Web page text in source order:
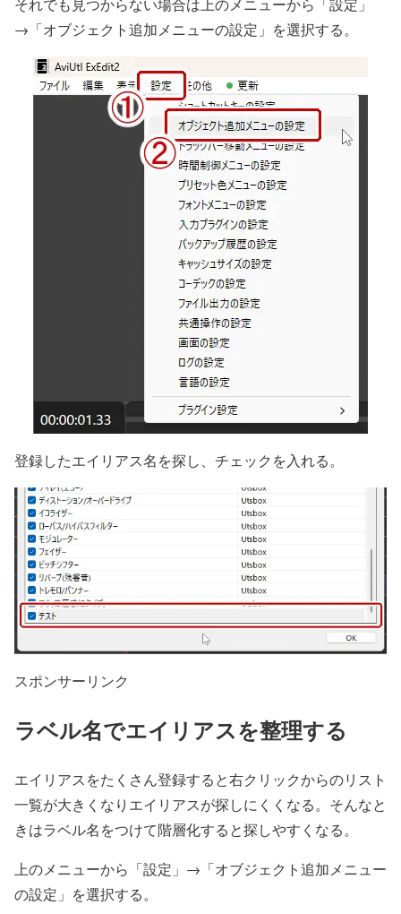
それでも見つからない場合は上のメニューから「設定」
→「オブジェクト追加メニューの設定」を選択する。
登録したエイリアス名を探し、チェックを入れる。
スポンサーリンク
ラベル名でエイリアスを整理する
エイリアスをたくさん登録すると右クリックからのリスト
一覧が大きくなりエイリアスが探しにくくなる。そんなと
きはラベル名をつけて階層化すると探しやすくなる。
上のメニューから「設定」→「オブジェクト追加メニュー
の設定」を選択する。